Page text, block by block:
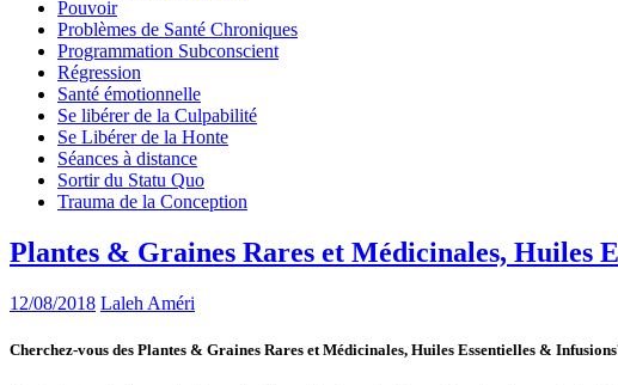
Pouvoir
Problèmes de Santé Chroniques
Programmation Subconscient
Régression
Santé émotionnelle
Se libérer de la Culpabilité
Se Libérer de la Honte
Séances à distance
Sortir du Statu Quo
Trauma de la Conception
Plantes & Graines Rares et Médicinales, Huiles
12/08/2018 Laleh Améri
Cherchez-vous des Plantes & Graines Rares et Médicinales, Huiles Essentielles &